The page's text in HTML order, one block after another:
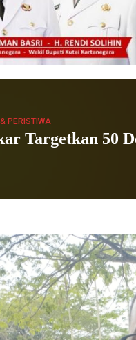
PERISTIWA
Targetkan 50